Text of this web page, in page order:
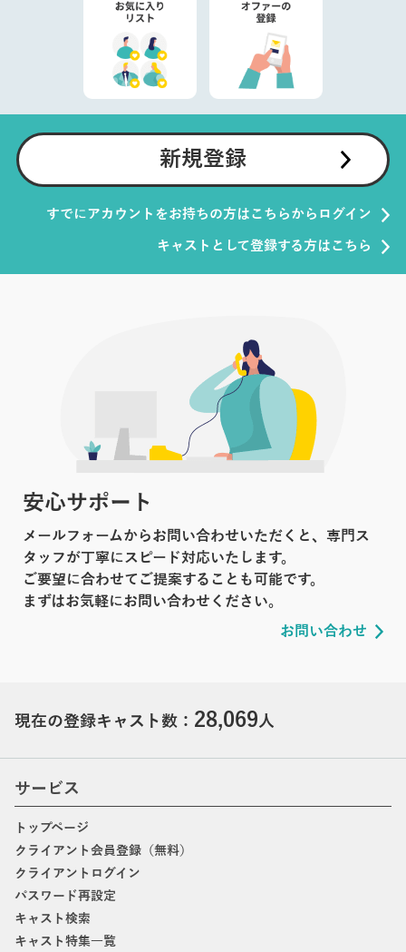
新規登録
すでにアカウントをお持ちの方はこちらからログイン
キャストとして登録する方はこちら
安心サポート
メールフォームからお問い合わせいただくと、専門ス
タッフが丁寧にスピード対応いたします。
ご要望に合わせてご提案することも可能です。
まずはお気軽にお問い合わせください。
お問い合わせ
現在の登録キャスト数： 28,069人
サービス
トップページ
クライアント会員登録（無料）
クライアントログイン
パスワード再設定
キャスト検索
キャスト特集一覧